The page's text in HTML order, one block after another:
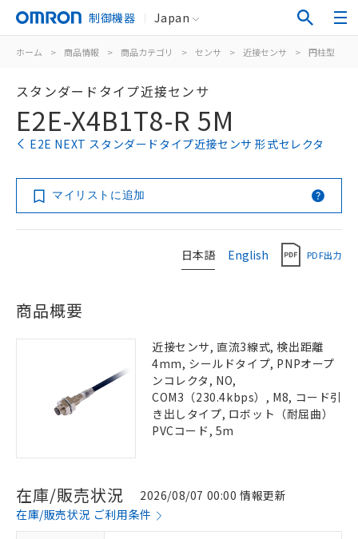
制御機器 Japan
ホーム > 商品情報 > 商品カテゴリ > センサ > 近接センサ > 円柱型
スタンダードタイプ近接センサ
E2E-X4B1T8-R 5M
E2E NEXT スタンダードタイプ近接センサ 形式セレクタ
マイリストに追加
日本語 English PDF出力
商品概要
近接センサ, 直流3線式, 検出距離
4mm, シールドタイプ, PNPオープ
ンコレクタ, NO,
COM3（230.4kbps）, M8, コード引
き出しタイプ, ロボット（耐屈曲）
PVCコード, 5m
在庫/販売状況
2026/08/07 00:00 情報更新
在庫/販売状況 ご利用条件